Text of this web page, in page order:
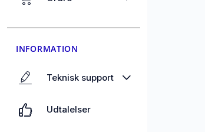
INFORMATION
Teknisk support
Udtalelser